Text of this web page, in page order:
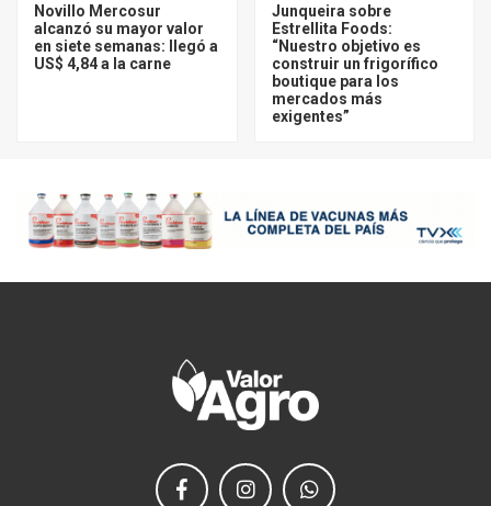
Novillo Mercosur
alcanzó su mayor valor
en siete semanas: llegó a
US$ 4,84 a la carne
Junqueira sobre
Estrellita Foods:
“Nuestro objetivo es
construir un frigorífico
boutique para los
mercados más
exigentes”